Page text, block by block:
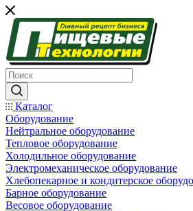
Каталог
Оборудование
Нейтральное оборудование
Тепловое оборудование
Холодильное оборудование
Электромеханическое оборудование
Хлебопекарное и кондитерское
Барное оборудование
Весовое оборудование